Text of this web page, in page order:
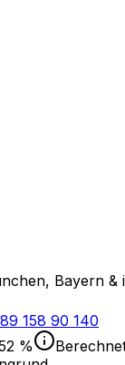
Bayern
158 90 140
%